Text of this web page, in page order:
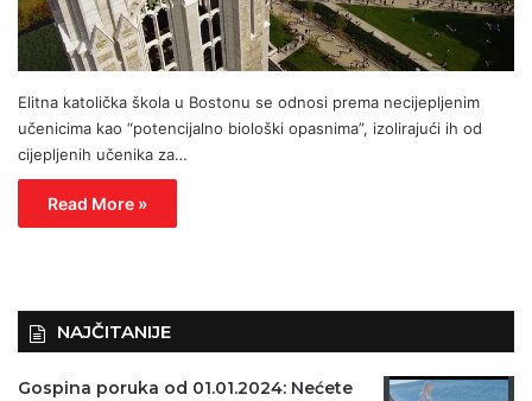
Elitna katolička škola u Bostonu se odnosi prema necijepljenim
učenicima kao “potencijalno biološki opasnima”, izolirajući ih od
cijepljenih učenika za…
Read More »
NAJČITANIJE
Gospina poruka od 01.01.2024: Nećete